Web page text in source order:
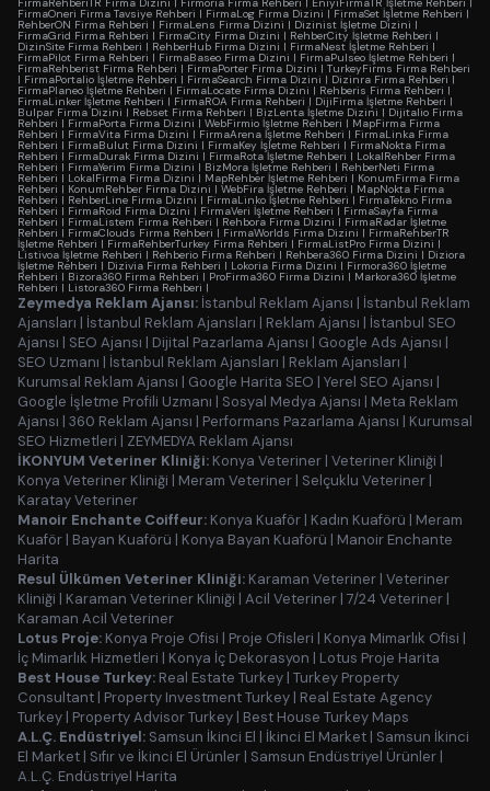
FirmaOneri Firma Tavsiye Rehberi | FirmaLog Firma Dizini |FirmaSet İşletme Rehberi |
RehberON Firma Rehberi | FirmaLens Firma Dizini | Dizinist İşletme Dizini |
FirmaGrid Firma Rehberi | FirmaCity Firma Dizini | RehberCity İşletme Rehberi |
DizinSite Firma Rehberi | RehberHub Firma Dizini | FirmaNest İşletme Rehberi |
FirmaPilot Firma Rehberi | FirmaBaseo Firma Dizini | FirmaPulseo İşletme Rehberi |
FirmaRehberist Firma Rehberi | FirmaPorter Firma Dizini | TurkeyFirms Firma Rehberi
| FirmaPortalio İşletme Rehberi | FirmaSearch Firma Dizini | Dizinra Firma Rehberi |
FirmaPlaneo İşletme Rehberi | FirmaLocate Firma Dizini | Rehberis Firma Rehberi |
FirmaLinker İşletme Rehberi | FirmaROA Firma Rehberi | DijiFirma İşletme Rehberi |
Bulpar Firma Dizini | Rebset Firma Rehberi | BizLenta İşletme Dizini | Dijitalio Firma
Rehberi | FirmaPorta Firma Dizini | WebFirmio İşletme Rehberi | MapFirma Firma
Rehberi | FirmaVita Firma Dizini | FirmaArena İşletme Rehberi | FirmaLinka Firma
Rehberi | FirmaBulut Firma Dizini | FirmaKey İşletme Rehberi | FirmaNokta Firma
Rehberi | FirmaDurak Firma Dizini | FirmaRota İşletme Rehberi | LokalRehber Firma
Rehberi | FirmaYerim Firma Dizini | BizMora İşletme Rehberi | RehberNeti Firma
Rehberi | LokalFirma Firma Dizini | MapRehber İşletme Rehberi | KonumFirma Firma
Rehberi | KonumRehber Firma Dizini | WebFira İşletme Rehberi | MapNokta Firma
Rehberi | RehberLine Firma Dizini | FirmaLinko İşletme Rehberi | FirmaTekno Firma
Rehberi | FirmaRoid Firma Dizini | FirmaVeri İşletme Rehberi | FirmaSayfa Firma
Rehberi | FirmaListem Firma Rehberi | Rehbora Firma Dizini | FirmaRadar İşletme
Rehberi | FirmaClouds Firma Rehberi | FirmaWorlds Firma Dizini | FirmaRehberTR
İşletme Rehberi | FirmaRehberTurkey Firma Rehberi | FirmaListPro Firma Dizini |
Listivoa İşletme Rehberi | Rehberio Firma Rehberi | Rehbera360 Firma Dizini | Diziora
İşletme Rehberi | Dizivia Firma Rehberi | Lokoria Firma Dizini | Firmora360 İşletme
Rehberi | Bizora360 Firma Rehberi | ProFirma360 Firma Dizini | Markora360 İşletme
Rehberi | Listora360 Firma Rehberi |
Zeymedya Reklam Ajansı: İstanbul Reklam Ajansı | İstanbul Reklam
Ajansları | İstanbul Reklam Ajansları | Reklam Ajansı | İstanbul SEO
Ajansı | SEO Ajansı | Dijital Pazarlama Ajansı | Google Ads Ajansı |
SEO Uzmanı | İstanbul Reklam Ajansları | Reklam Ajansları |
Kurumsal Reklam Ajansı | Google Harita SEO | Yerel SEO Ajansı |
Google İşletme Profili Uzmanı | Sosyal Medya Ajansı | Meta Reklam
Ajansı | 360 Reklam Ajansı | Performans Pazarlama Ajansı | Kurumsal
SEO Hizmetleri | ZEYMEDYA Reklam Ajansı
İKONYUM Veteriner Kliniği: Konya Veteriner | Veteriner Kliniği |
Konya Veteriner Kliniği | Meram Veteriner | Selçuklu Veteriner |
Karatay Veteriner
Manoir Enchante Coiffeur: Konya Kuaför | Kadın Kuaförü | Meram
Kuaför | Bayan Kuaförü | Konya Bayan Kuaförü | Manoir Enchante
Harita
Resul Ülkümen Veteriner Kliniği: Karaman Veteriner | Veteriner
Kliniği | Karaman Veteriner Kliniği | Acil Veteriner | 7/24 Veteriner |
Karaman Acil Veteriner
Lotus Proje: Konya Proje Ofisi | Proje Ofisleri | Konya Mimarlık Ofisi |
İç Mimarlık Hizmetleri | Konya İç Dekorasyon | Lotus Proje Harita
Best House Turkey: Real Estate Turkey | Turkey Property
Consultant | Property Investment Turkey | Real Estate Agency
Turkey | Property Advisor Turkey | Best House Turkey Maps
A.L.Ç. Endüstriyel: Samsun İkinci El | İkinci El Market | Samsun İkinci
El Market | Sıfır ve İkinci El Ürünler | Samsun Endüstriyel Ürünler |
A.L.Ç. Endüstriyel Harita